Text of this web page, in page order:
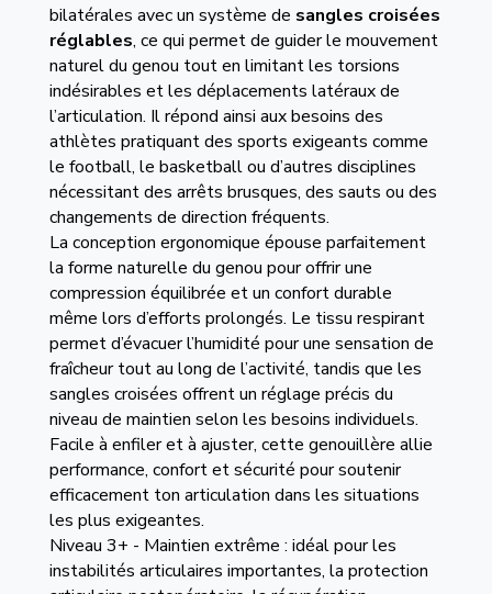
bilatérales avec un système de sangles croisées
réglables, ce qui permet de guider le mouvement
naturel du genou tout en limitant les torsions
indésirables et les déplacements latéraux de
l’articulation. Il répond ainsi aux besoins des
athlètes pratiquant des sports exigeants comme
le football, le basketball ou d’autres disciplines
nécessitant des arrêts brusques, des sauts ou des
changements de direction fréquents.
La conception ergonomique épouse parfaitement
la forme naturelle du genou pour offrir une
compression équilibrée et un confort durable
même lors d’efforts prolongés. Le tissu respirant
permet d’évacuer l’humidité pour une sensation de
fraîcheur tout au long de l’activité, tandis que les
sangles croisées offrent un réglage précis du
niveau de maintien selon les besoins individuels.
Facile à enfiler et à ajuster, cette genouillère allie
performance, confort et sécurité pour soutenir
efficacement ton articulation dans les situations
les plus exigeantes.
Niveau 3+ - Maintien extrême : idéal pour les
instabilités articulaires importantes, la protection